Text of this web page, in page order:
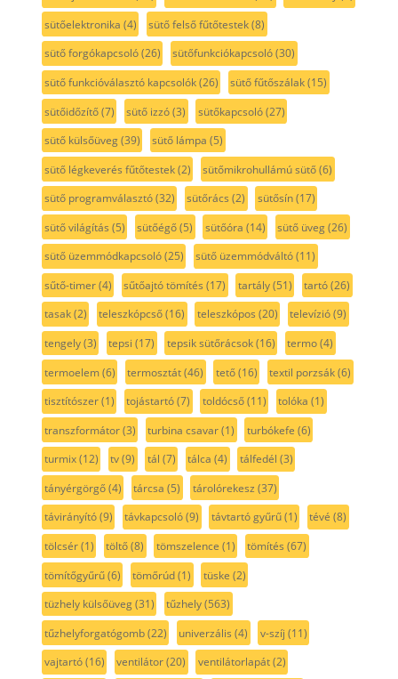
sütőelektronika (4) sütő felső fűtőtestek(8)
sütő forgókapcsoló(26) sütőfunkciókapcsoló(30)
sütő funkcióválasztó kapcsolók(26) sütő fűtőszálak(15)
sütőidőzítő(7) sütő izzó(3) sütőkapcsoló(27)
sütő külsőüveg(39) sütő lámpa (5)
sütő légkeverés fűtőtestek(2) sütőmikrohullámú sütő(6)
sütő programválasztó(32) sütőrács (2) sütősín(17)
sütő világítás (5) sütőégő(5) sütőóra (14) sütő üveg(26)
sütő üzemmódkapcsoló(25) sütő üzemmódváltó(11)
sűtő-timer(4) sűtőajtó tömítés (17) tartály(51) tartó(26)
tasak(2) teleszkópcső(16) teleszkópos (20) televízió(9)
tengely(3) tepsi (17) tepsik sütőrácsok(16) termo(4)
termoelem(6) termosztát(46) tető(16) textil porzsák(6)
tisztítószer(1) tojástartó(7) toldócső(11) tolóka (1)
transzformátor(3) turbina csavar(1) turbókefe (6)
turmix(12) tv(9) tál (7) tálca (4) tálfedél (3)
tányérgörgő(4) tárcsa (5) tárolórekesz (37)
távirányító(9) távkapcsoló(9) távtartó gyűrű(1) tévé (8)
tölcsér(1) töltő(8) tömszelence (1) tömítés (67)
tömítőgyűrű(6) tömőrúd(1) tüske (2)
tüzhely külsőüveg(31) tűzhely(563)
tűzhelyforgatógomb(22) univerzális (4) v-szíj (11)
vajtartó(16) ventilátor(20) ventilátorlapát(2)